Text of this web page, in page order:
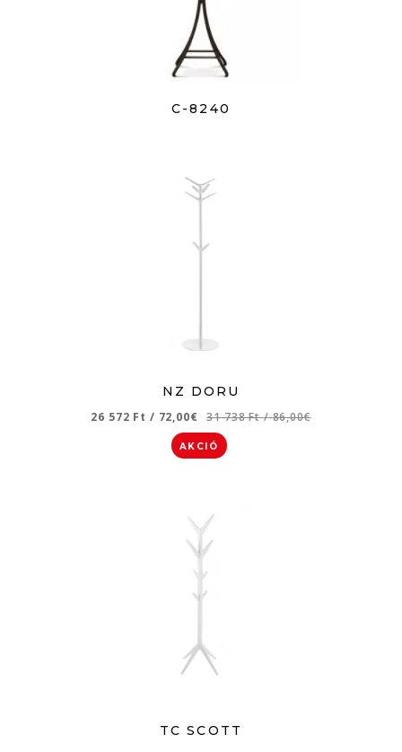
C-8240
NZ DORU
26 572 Ft / 72,00€ 31 738 Ft/ 86,00€
AKCIÓ
TC SCOTT